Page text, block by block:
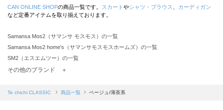
CAN ONLINE SHOPの商品一覧です。 スカート やシャツ・ブラウス
カーディガン
など定番アイテムを取り揃えております。
Samansa Mos2（サマンサ モスモス）の一覧
Samansa Mos2 home's（サマンサモスモスホームズ）の一覧
SM2（エスエムツー）の一覧
TSUHARU by Samansa Mos2（ツハルバイサマンサモスモス）の一覧
Samansa Mos2 blue（サマンサモスモス ブルー）の一覧
その他のブランド ＋
Te chichi CLASSIC 商品一覧 ベージュ/薄茶系